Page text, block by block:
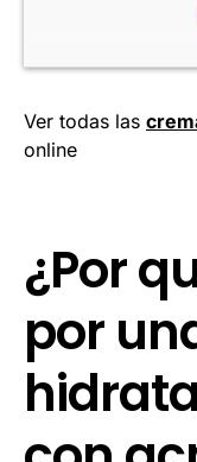
Ver todas las
online
¿Por
por